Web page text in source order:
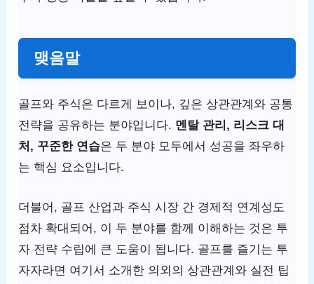
맺음말
골프와 주식은 다르게 보이나, 깊은 상관관계와 공통
전략을 공유하는 분야입니다. 멘탈 관리, 리스크 대
처, 꾸준한 연습은 두 분야 모두에서 성공을 좌우하
는 핵심 요소입니다.
더불어, 골프 산업과 주식 시장 간 경제적 연계성도
점차 확대되어, 이 두 분야를 함께 이해하는 것은 투
자 전략 수립에 큰 도움이 됩니다. 골프를 즐기는 투
자자라면 여기서 소개한 의외의 상관관계와 실전 팁